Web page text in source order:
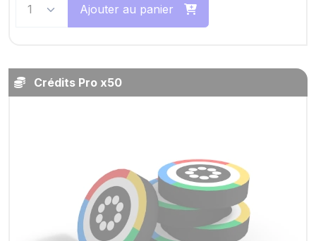
Ajouter au panier
Crédits Pro x50